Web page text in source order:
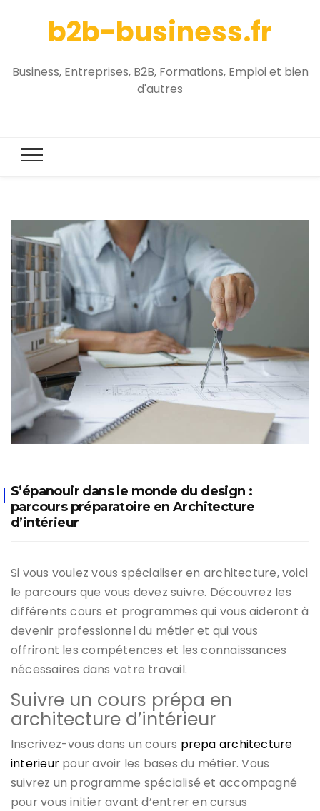
b2b-business.fr
Business, Entreprises, B2B, Formations, Emploi et bien
d'autres
S’épanouir dans le monde du design :
parcours préparatoire en Architecture
d’intérieur
Si vous voulez vous spécialiser en architecture, voici
le parcours que vous devez suivre. Découvrez les
différents cours et programmes qui vous aideront à
devenir professionnel du métier et qui vous
offriront les compétences et les connaissances
nécessaires dans votre travail.
Suivre un cours prépa en
architecture d’intérieur
Inscrivez-vous dans un cours prepa architecture
interieur pour avoir les bases du métier. Vous
suivrez un programme spécialisé et accompagné
pour vous initier avant d’entrer en cursus